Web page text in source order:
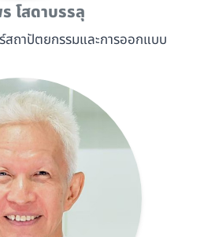
โสดาบรรลุ
สถาปัตยกรรมและการออกแบบ